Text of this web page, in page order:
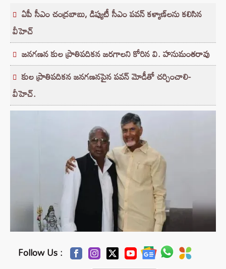
ఏపీ సీఎం చంద్రబాబు, డిప్యుటీ సీఎం పవన్ కళ్యాణ్‌లను కలిసిన
వీహెచ్
జనగణన కుల ప్రాతిపదికన జరగాలని కోరిన వి. హనుమంతరావు
కుల ప్రాతిపదికన జనగణనపైన పవన్ మోడీతో చర్చించాలి-
వీహెచ్.
Follow Us :